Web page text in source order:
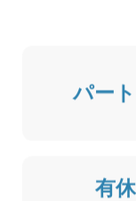
パー
有